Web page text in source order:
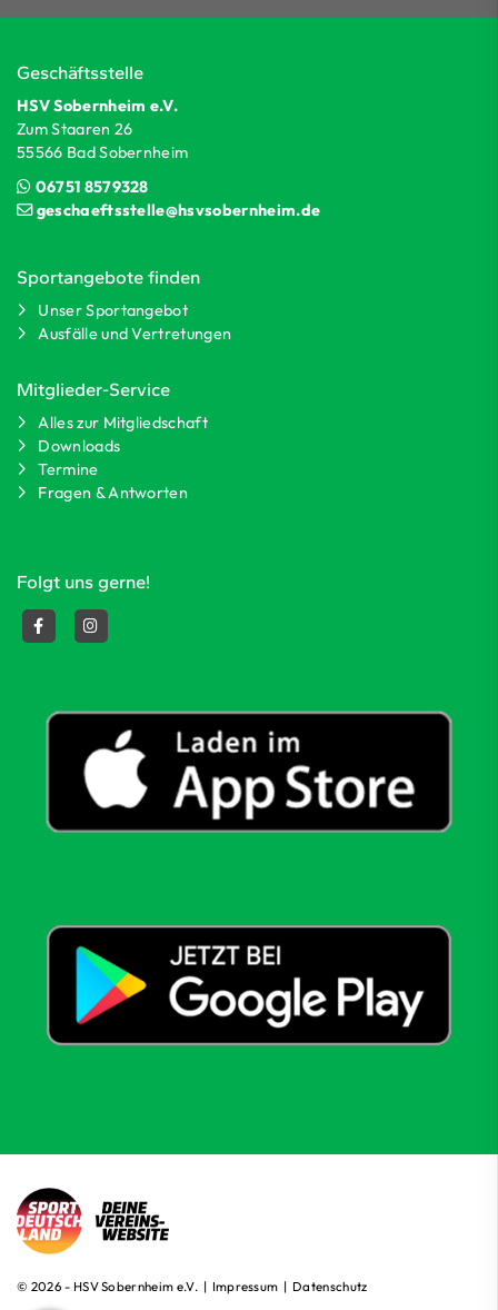
Geschäftsstelle
HSV Sobernheim e.V.
Zum Staaren 26
55566 Bad Sobernheim
06751 8579328
geschaeftsstelle@hsvsobernheim.de
Sportangebote finden
Unser Sportangebot
Ausfälle und Vertretungen
Mitglieder-Service
Alles zur Mitgliedschaft
Downloads
Termine
Fragen & Antworten
Folgt uns gerne!
© 2026 - HSV Sobernheim e.V. | Impressum | Datenschutz